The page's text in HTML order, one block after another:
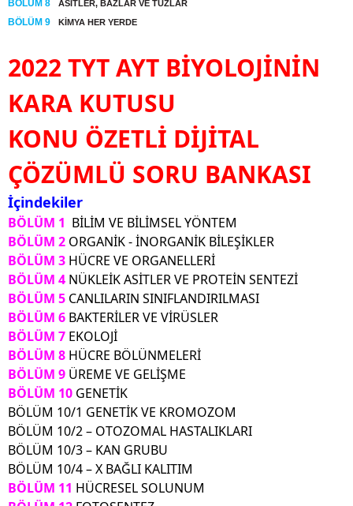
BÖLÜM 8 ASİTLER, BAZLAR VE TUZLAR
BÖLÜM 9 KİMYA HER YERDE
2022 TYT AYT BİYOLOJİNİN
KARA KUTUSU
KONU ÖZETLİ DİJİTAL
ÇÖZÜMLÜ SORU BANKASI
İçindekiler
BÖLÜM 1 BİLİM VE BİLİMSEL YÖNTEM
BÖLÜM 2 ORGANİK - İNORGANİK BİLEŞİKLER
BÖLÜM 3 HÜCRE VE ORGANELLERİ
BÖLÜM 4 NÜKLEİK ASİTLER VE PROTEİN SENTEZİ
BÖLÜM 5 CANLILARIN SINIFLANDIRILMASI
BÖLÜM 6 BAKTERİLER VE VİRÜSLER
BÖLÜM 7 EKOLOJİ
BÖLÜM 8 HÜCRE BÖLÜNMELERİ
BÖLÜM 9 ÜREME VE GELİŞME
BÖLÜM 10 GENETİK
BÖLÜM 10/1 GENETİK VE KROMOZOM
BÖLÜM 10/2 – OTOZOMAL HASTALIKLARI
BÖLÜM 10/3 – KAN GRUBU
BÖLÜM 10/4 – X BAĞLI KALITIM
BÖLÜM 11 HÜCRESEL SOLUNUM